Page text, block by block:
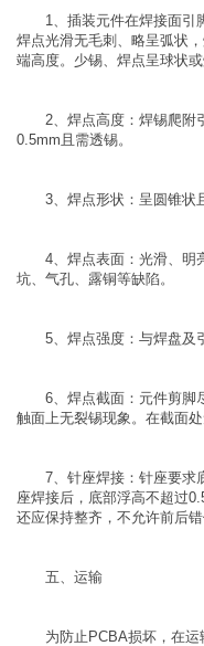
1、插装元件在焊接面引脚
焊点光滑无毛刺、略呈弧状
端高度。少锡、焊点呈球状
2、焊点高度：焊锡爬附
0.5mm且需透锡。
3、焊点形状：呈圆锥状且
4、焊点表面：光滑、明亮
坑、气孔、露铜等缺陷。
5、焊点强度：与焊盘及引
6、焊点截面：元件剪脚
触面上无裂锡现象。在截面处
7、针座焊接：针座要求
座焊接后，底部浮高不超过
还应保持整齐，不允许前后
五、运输
为防止PCBA损坏，在运